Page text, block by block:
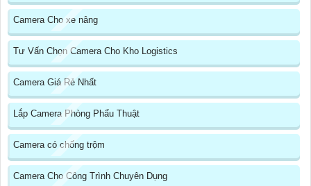
Camera Cho xe nâng
Tư Vấn Chọn Camera Cho Kho Logistics
Camera Giá Rẻ Nhất
Lắp Camera Phòng Phẩu Thuật
Camera có chống trộm
Camera Cho Công Trình Chuyên Dụng